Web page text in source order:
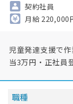
契約社員
月給 220,000
児童発達支援で
当3万円・正社員
職種